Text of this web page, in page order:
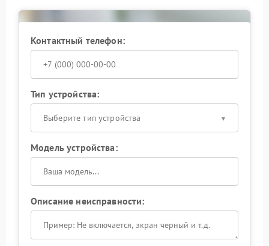
Контактный телефон:
Тип устройства:
Выберите тип устройства
Модель устройства:
Описание неисправности: